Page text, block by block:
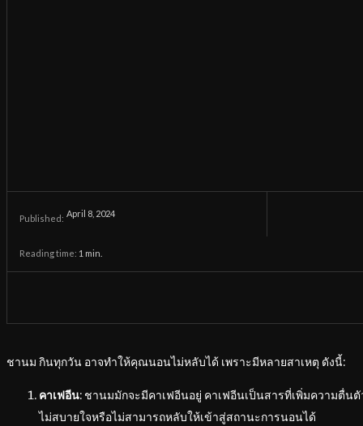
Published: April 8, 2024
Reading time: 1 min.
ชานม กินทุกวัน อาจทำให้คุณนอนไม่หลับได้ เพราะมีหลายสาเหตุ ดังนี้:
คาเฟอีน: ชานมมักจะมีคาเฟอีนอยู่ คาเฟอีนเป็นสารที่เพิ่มความตื่น
ไม่สบายใจหรือไม่สามารถหลับให้เข้าสู่สถานะการนอนได้